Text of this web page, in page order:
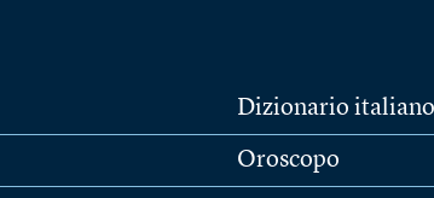
Dizionario italiano
Oroscopo